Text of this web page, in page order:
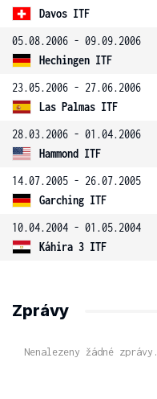
Davos ITF
05.08.2006 - 09.09.2006
Hechingen ITF
23.05.2006 - 27.06.2006
Las Palmas ITF
28.03.2006 - 01.04.2006
Hammond ITF
14.07.2005 - 26.07.2005
Garching ITF
10.04.2004 - 01.05.2004
Káhira 3 ITF
Zprávy
Nenalezeny žádné zprávy.